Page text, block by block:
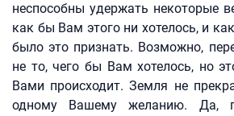
неспособны удержать некоторые
как бы Вам этого ни хотелось, и
было это признать. Возможно,
не то, чего бы Вам хотелось, но
Вами происходит. Земля не
одному Вашему желанию. Да,